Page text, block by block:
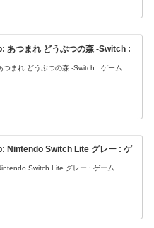
あつまれ どうぶつの森 -Switch :
つまれ どうぶつの森 -Switch : ゲーム
Nintendo Switch Lite グレー : ゲ
Switch Lite グレー : ゲーム